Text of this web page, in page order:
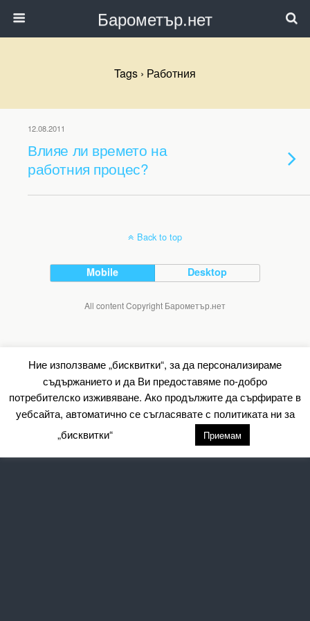
Барометър.нет
Tags › Работния
12.08.2011
Влияе ли времето на
работния процес?
Back to top
Mobile Desktop
All content Copyright Барометър.нет
Ние използваме „бисквитки“, за да персонализираме
съдържанието и да Ви предоставяме по-добро
потребителско изживяване. Ако продължите да сърфирате в
уебсайта, автоматично се съгласявате с политиката ни за
„бисквитки“
Приемам